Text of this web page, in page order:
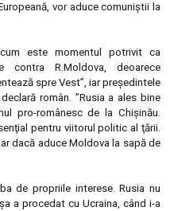
vor aduce comuniştii la
este momentul potrivit ca
contra R.Moldova, deoarece
spre Vest”, iar preşedintele
român. ”Rusia a ales bine
pro-românesc de la Chişinău.
pentru viitorul politic al ţării.
dacă aduce Moldova la sapă de
de propriile interese. Rusia nu
a procedat cu Ucraina, când i-a